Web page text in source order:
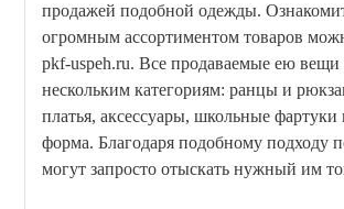
продажей подобной одежды.
огромным ассортиментом товаров
pkf-uspeh.ru. Все продаваемые ею вещи
нескольким категориям: ранцы и
платья, аксессуары, школьные
форма. Благодаря подобному подходу
могут запросто отыскать нужный им